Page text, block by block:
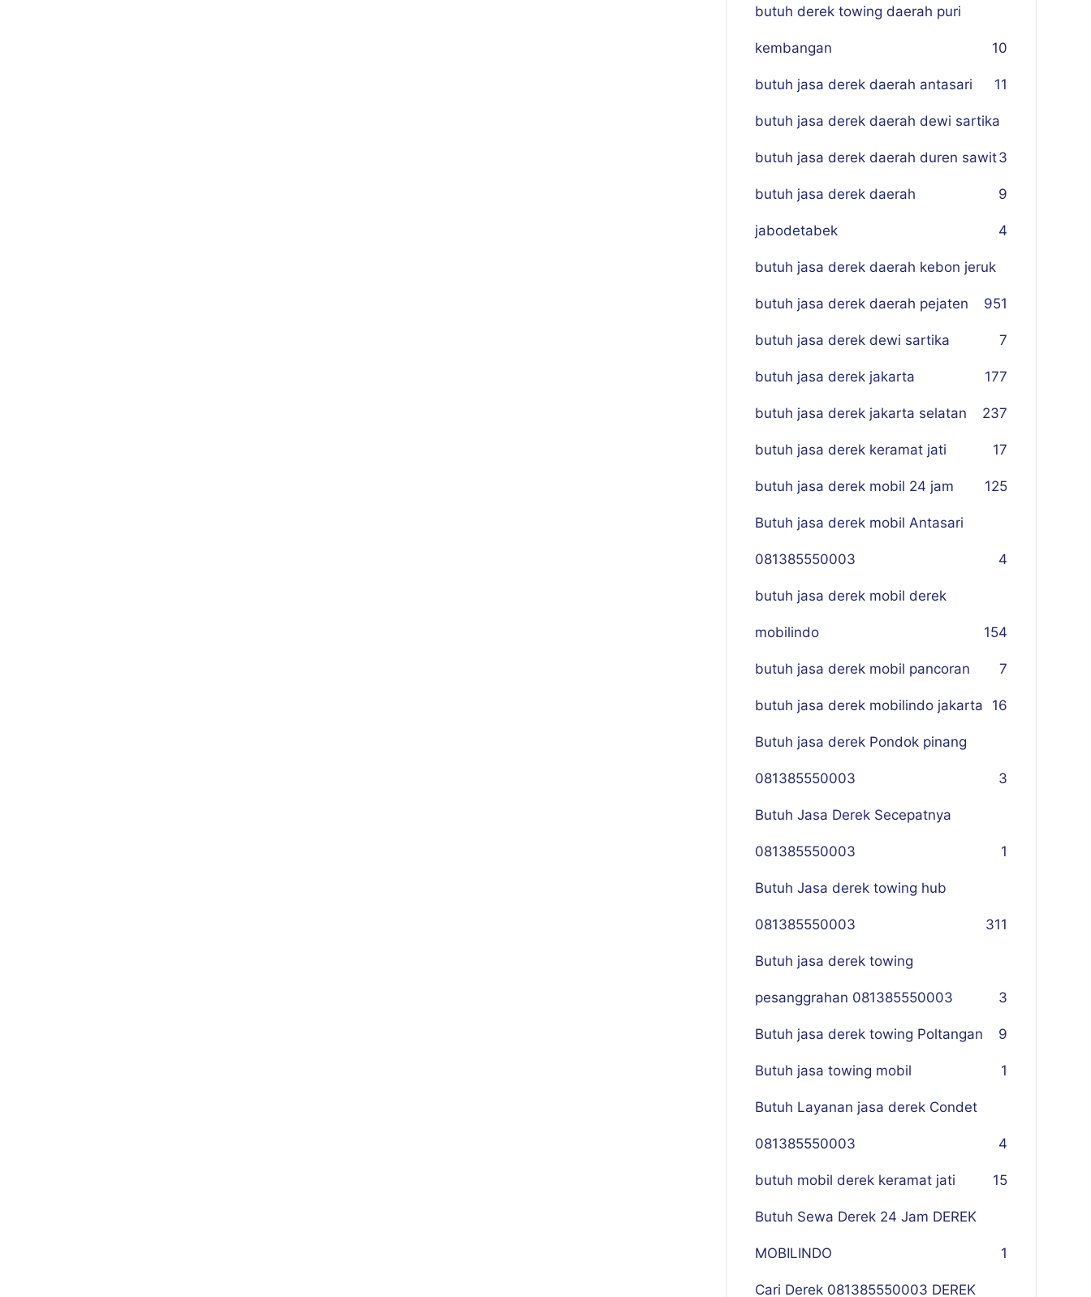
butuh derek towing daerah puri
kembangan 10
butuh jasa derek daerah antasari 11
butuh jasa derek daerah dewi sartika
3
butuh jasa derek daerah duren sawit
9
butuh jasa derek daerah
jabodetabek 4
butuh jasa derek daerah kebon jeruk
51
butuh jasa derek daerah pejaten 9
butuh jasa derek dewi sartika 7
butuh jasa derek jakarta 177
butuh jasa derek jakarta selatan 237
butuh jasa derek keramat jati 17
butuh jasa derek mobil 24 jam 125
Butuh jasa derek mobil Antasari
081385550003 4
butuh jasa derek mobil derek
mobilindo 154
butuh jasa derek mobil pancoran 7
butuh jasa derek mobilindo jakarta 16
Butuh jasa derek Pondok pinang
081385550003 3
Butuh Jasa Derek Secepatnya
081385550003 1
Butuh Jasa derek towing hub
081385550003 311
Butuh jasa derek towing
pesanggrahan 081385550003 3
Butuh jasa derek towing Poltangan 9
Butuh jasa towing mobil 1
Butuh Layanan jasa derek Condet
081385550003 4
butuh mobil derek keramat jati 15
Butuh Sewa Derek 24 Jam DEREK
MOBILINDO 1
Cari Derek 081385550003 DEREK